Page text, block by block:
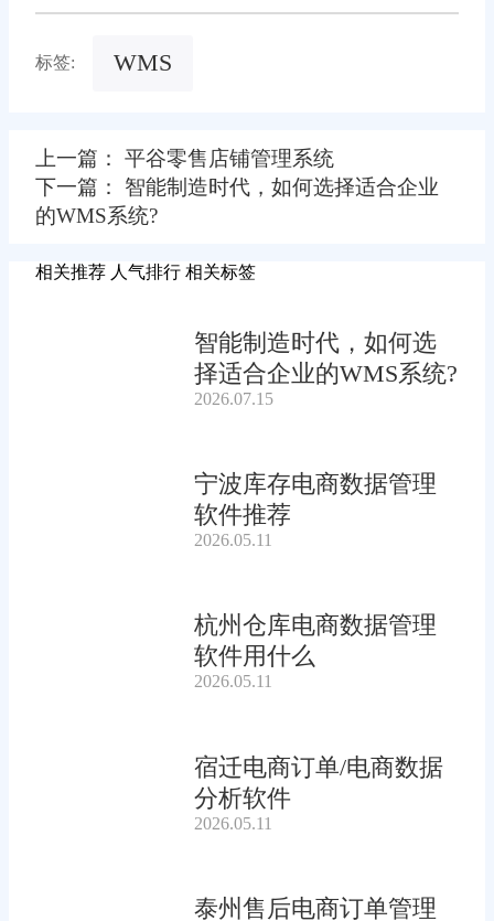
标签: WMS
上一篇： 平谷零售店铺管理系统
下一篇： 智能制造时代，如何选择适合企业
的WMS系统?
相关推荐 人气排行 相关标签
智能制造时代，如何选
择适合企业的WMS系统?
2026.07.15
宁波库存电商数据管理
软件推荐
2026.05.11
杭州仓库电商数据管理
软件用什么
2026.05.11
宿迁电商订单/电商数据
分析软件
2026.05.11
泰州售后电商订单管理